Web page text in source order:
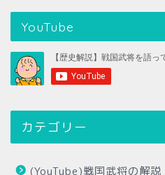
YouTube
カテゴリー
(YouTube)戦国武将の解説